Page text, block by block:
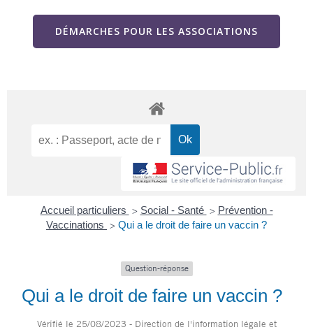
DÉMARCHES POUR LES ASSOCIATIONS
Accueil particuliers > Social - Santé > Prévention -
Vaccinations > Qui a le droit de faire un vaccin ?
Question-réponse
Qui a le droit de faire un vaccin ?
Vérifié le 25/08/2023 - Direction de l'information légale et